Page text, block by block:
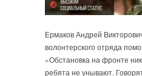
Ермаков Андрей
волонтерского отряда
«Обстановка на фронте
ребята не унывают.